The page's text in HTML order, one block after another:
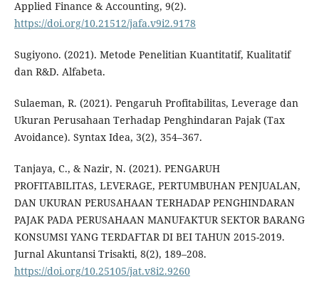
Applied Finance & Accounting, 9(2).
https://doi.org/10.21512/jafa.v9i2.9178
Sugiyono. (2021). Metode Penelitian Kuantitatif, Kualitatif
dan R&D. Alfabeta.
Sulaeman, R. (2021). Pengaruh Profitabilitas, Leverage dan
Ukuran Perusahaan Terhadap Penghindaran Pajak (Tax
Avoidance). Syntax Idea, 3(2), 354–367.
Tanjaya, C., & Nazir, N. (2021). PENGARUH
PROFITABILITAS, LEVERAGE, PERTUMBUHAN PENJUALAN,
DAN UKURAN PERUSAHAAN TERHADAP PENGHINDARAN
PAJAK PADA PERUSAHAAN MANUFAKTUR SEKTOR BARANG
KONSUMSI YANG TERDAFTAR DI BEI TAHUN 2015-2019.
Jurnal Akuntansi Trisakti, 8(2), 189–208.
https://doi.org/10.25105/jat.v8i2.9260